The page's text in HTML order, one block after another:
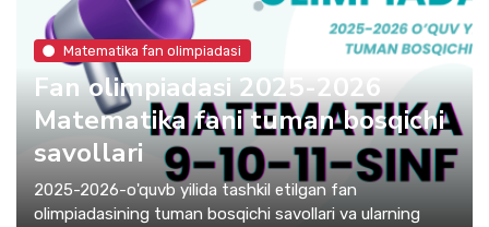
Matematika fan olimpiadasi
Fan olimpiadasi 2025-2026
Matematika fani tuman bosqichi
savollari
2025-2026-o'quvb yilida tashkil etilgan fan
olimpiadasining tuman bosqichi savollari va ularning